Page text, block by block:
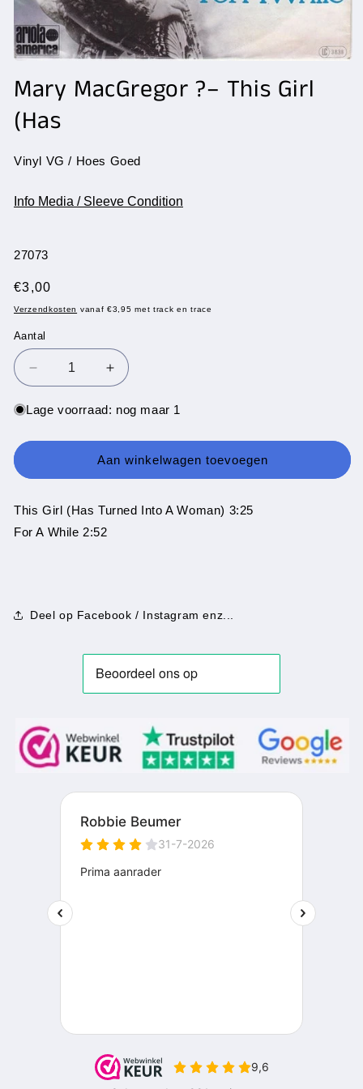
1
openen
modaal
Mary MacGregor ?– This Girl
(Has
Vinyl VG / Hoes Goed
Info Media / Sleeve Condition
SKU:
27073
Normale
prijs
€3,00
Verzendkosten vanaf €3,95 met track en trace
Aantal
Aantal
Aantal
verlagen
voor
MacGregor
This
(Has
Aantal
verhogen
voor
MacGregor
?–
This
(Has
Lage voorraad: nog maar 1
Aan winkelwagen toevoegen
This Girl (Has Turned Into A Woman) 3:25
For A While 2:52
Deel op Facebook / Instagram enz...